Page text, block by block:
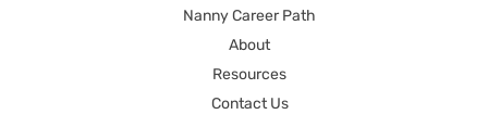
Nanny Career Path
About
Resources
Contact Us